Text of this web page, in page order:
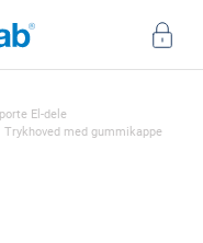
El-dele
Trykhoved med gummikappe